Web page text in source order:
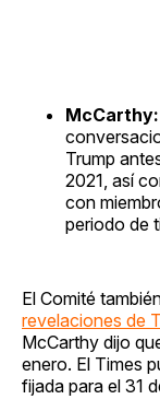
McCarthy:
Trump
2021, así
con
periodo de
El Comité
revelaciones de
McCarthy dijo
enero. El Times
fijada para el 31